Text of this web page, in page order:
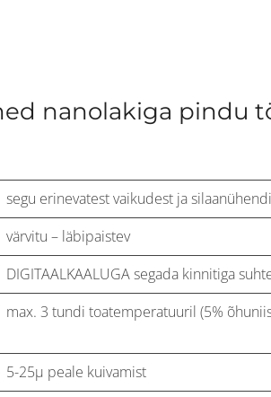
nanolakiga pindu
segu erinevatest vaikudest ja
värvitu – läbipaistev
DIGITAALKAALUGA segada kinnitiga
max. 3 tundi toatemperatuuril (5%
5-25μ peale kuivamist